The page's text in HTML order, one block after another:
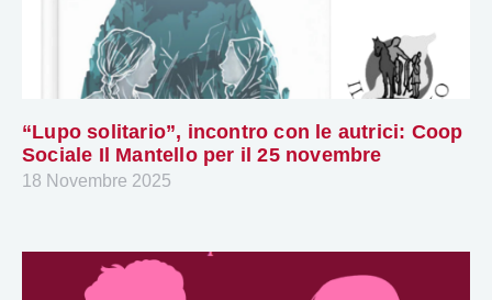
“Lupo solitario”, incontro con le autrici: Coop
Sociale Il Mantello per il 25 novembre
18 Novembre 2025